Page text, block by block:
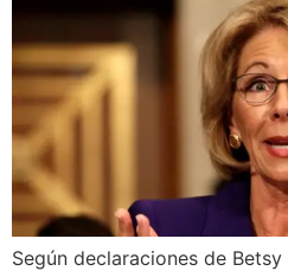
Según declaraciones de